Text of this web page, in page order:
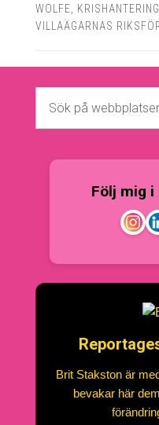
WOLFE
KRISHANTERING
VILLAÄGARNAS
Följ mig
Brit Stakston är
bevakar här